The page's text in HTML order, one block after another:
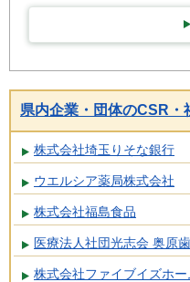
県内企業・団体のCSR・
株式会社埼玉りそな銀行
ウエルシア薬局株式会社
株式会社福島食品
医療法人社団光志会 奥原
株式会社ファイブイズホー